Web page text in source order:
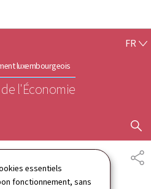
essentiels
fonctionnement, sans
principal
contenu
luxembourgeois
l'Économie
FR